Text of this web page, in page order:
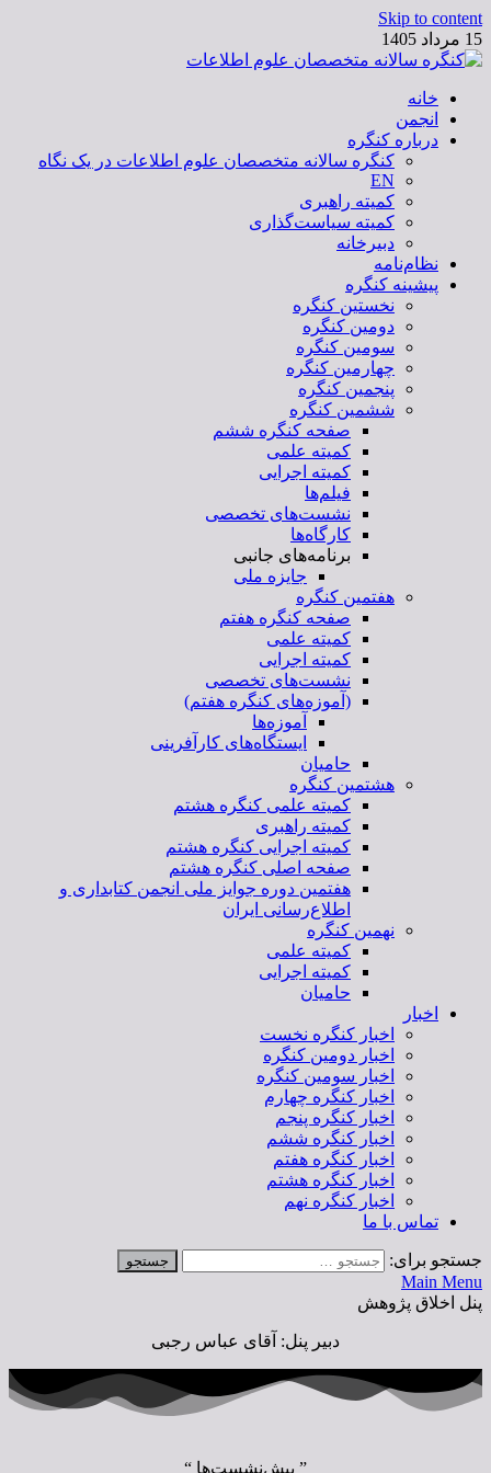
Skip to content
15 مرداد 1405
کنگره سالانه متخصصان علوم اطلاعات
خانه
انجمن
درباره کنگره
کنگره سالانه متخصصان علوم اطلاعات در یک نگاه
EN
کمیته راهبری
کمیته سیاست‌گذاری
دبیرخانه
نظام‌نامه
پیشینه کنگره
نخستین کنگره
دومین کنگره
سومین کنگره
چهارمین کنگره
پنجمین کنگره
ششمین کنگره
صفحه کنگره ششم
کمیته علمی
کمیته اجرایی
فیلم‌ها
نشست‌های تخصصی
کارگاه‌ها
برنامه‌های جانبی
جایزه ملی
هفتمین کنگره
صفحه کنگره هفتم
کمیته علمی
کمیته اجرایی
نشست‌های تخصصی
(آموزه‌های کنگره هفتم)
آموزه‌ها
ایستگاه‌های کارآفرینی
حامیان
هشتمین کنگره
کمیته علمی کنگره هشتم
کمیته راهبری
کمیته اجرایی کنگره هشتم
صفحه اصلی کنگره هشتم
هفتمین دوره جوایز ملی انجمن کتابداری و
اطلاع‌رسانی ایران
نهمین کنگره
کمیته علمی
کمیته اجرایی
حامیان
اخبار
اخبار کنگره نخست
اخبار دومین کنگره
اخبار سومین کنگره
اخبار کنگره چهارم
اخبار کنگره پنجم
اخبار کنگره ششم
اخبار کنگره هفتم
اخبار کنگره هشتم
اخبار کنگره نهم
تماس با ما
جستجو برای:
Main Menu
پنل اخلاق پژوهش
دبیر پنل: آقای عباس رجبی
” پیش‌نشست‌ها “